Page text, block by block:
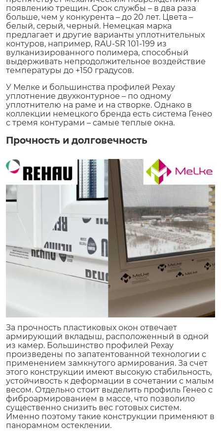
появлению трещин. Срок службы – в два раза
больше, чем у конкурента – до 20 лет. Цвета –
белый, серый, черный. Немецкая марка
предлагает и другие варианты уплотнительных
контуров, например, RAU-SR 101-199 из
вулканизированного полимера, способный
выдерживать непродолжительное воздействие
температуры до +150 градусов.
У Мелке и большинства профилей Рехау
уплотнение двухконтурное – по одному
уплотнителю на раме и на створке. Однако в
коллекции немецкого бренда есть система Генео
с тремя контурами – самые теплые окна.
Прочность и долговечность
За прочность пластиковых окон отвечает
армирующий вкладыш, расположенный в одной
из камер. Большинство профилей Рехау
произведены по запатентованной технологии с
применением замкнутого армирования. За счет
этого конструкции имеют высокую стабильность,
устойчивость к деформации в сочетании с малым
весом. Отдельно стоит выделить профиль Генео с
фиброармированием в массе, что позволило
существенно снизить вес готовых систем.
Именно поэтому такие конструкции применяют в
панорамном остеклении.